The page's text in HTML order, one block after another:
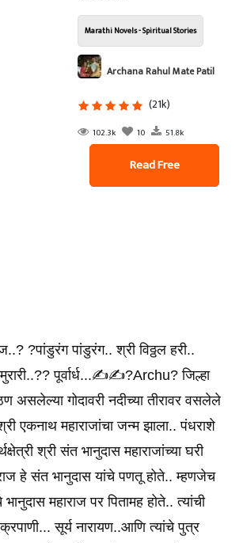
Marathi Novels - Spiritual Stories
Archana Rahul Mate Patil
(21k)
102.3k 10 51.8k
Read Free
?पांडुरंग पांडुरंग.. श्री विठ्ठल हरी..
पूर्वार्ध...✍️✍️?Archu? जिल्हा
असलेल्या गोदावरी नदीच्या तीरावर वसलेले
एकनाथ महाराजांचा जन्म झाला.. पंधराशे
श्री संत भानुदास महाराजांच्या घरी
हे संत भानुदास यांचे पणतू होते.. म्हणजेच
महाराज पर पितामह होते.. त्यांची
सूर्य नारायण..आणि त्यांचे पुत्र